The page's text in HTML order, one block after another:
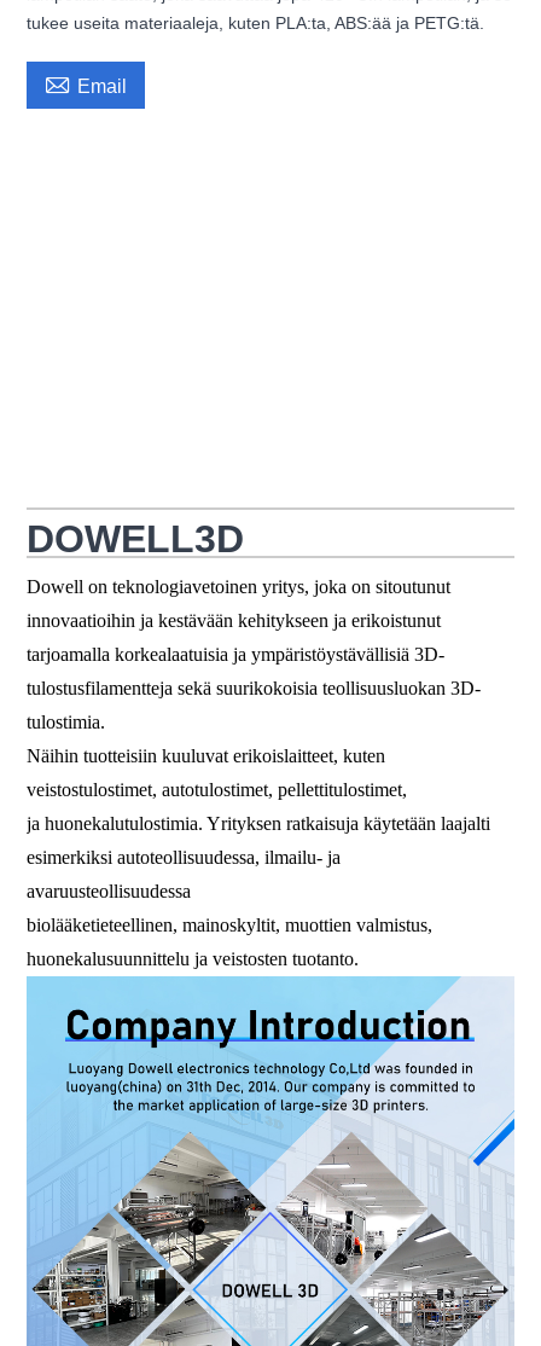
tukee useita materiaaleja, kuten PLA:ta, ABS:ää ja PETG:tä.
 Email
DOWELL3D
Dowell on teknologiavetoinen yritys, joka on sitoutunut
innovaatioihin ja kestävään kehitykseen ja erikoistunut
tarjoamalla korkealaatuisia ja ympäristöystävällisiä 3D-
tulostusfilamentteja sekä suurikokoisia teollisuusluokan 3D-
tulostimia.
Näihin tuotteisiin kuuluvat erikoislaitteet, kuten
veistostulostimet, autotulostimet, pellettitulostimet,
ja huonekalutulostimia. Yrityksen ratkaisuja käytetään laajalti
esimerkiksi autoteollisuudessa, ilmailu- ja
avaruusteollisuudessa
biolääketieteellinen, mainoskyltit, muottien valmistus,
huonekalusuunnittelu ja veistosten tuotanto.